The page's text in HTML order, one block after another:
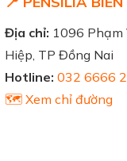
Địa chỉ: 1096 Phạm
Hiệp, TP Đồng Nai
Hotline: 032 6666
🗺️ Xem chỉ đường